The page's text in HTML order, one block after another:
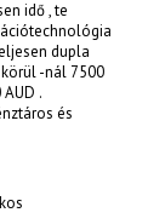
idő , te
dupla
-nál 7500
.
és